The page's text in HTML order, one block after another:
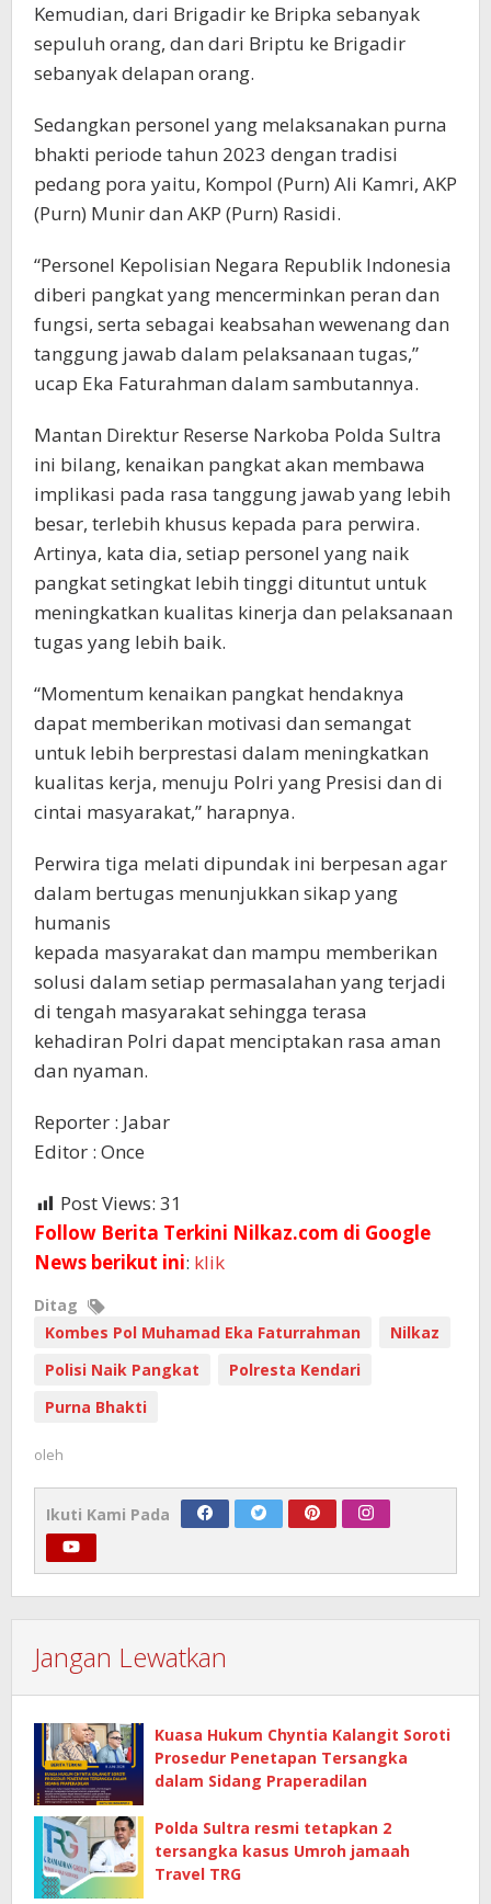
Kemudian, dari Brigadir ke Bripka sebanyak
sepuluh orang, dan dari Briptu ke Brigadir
sebanyak delapan orang.
Sedangkan personel yang melaksanakan purna
bhakti periode tahun 2023 dengan tradisi
pedang pora yaitu, Kompol (Purn) Ali Kamri, AKP
(Purn) Munir dan AKP (Purn) Rasidi.
“Personel Kepolisian Negara Republik Indonesia
diberi pangkat yang mencerminkan peran dan
fungsi, serta sebagai keabsahan wewenang dan
tanggung jawab dalam pelaksanaan tugas,”
ucap Eka Faturahman dalam sambutannya.
Mantan Direktur Reserse Narkoba Polda Sultra
ini bilang, kenaikan pangkat akan membawa
implikasi pada rasa tanggung jawab yang lebih
besar, terlebih khusus kepada para perwira.
Artinya, kata dia, setiap personel yang naik
pangkat setingkat lebih tinggi dituntut untuk
meningkatkan kualitas kinerja dan pelaksanaan
tugas yang lebih baik.
“Momentum kenaikan pangkat hendaknya
dapat memberikan motivasi dan semangat
untuk lebih berprestasi dalam meningkatkan
kualitas kerja, menuju Polri yang Presisi dan di
cintai masyarakat,” harapnya.
Perwira tiga melati dipundak ini berpesan agar
dalam bertugas menunjukkan sikap yang
humanis
kepada masyarakat dan mampu memberikan
solusi dalam setiap permasalahan yang terjadi
di tengah masyarakat sehingga terasa
kehadiran Polri dapat menciptakan rasa aman
dan nyaman.
Reporter : Jabar
Editor : Once
Post Views: 31
Follow Berita Terkini Nilkaz.com di Google
News berikut ini: klik
Ditag
Kombes Pol Muhamad Eka Faturrahman
Nilkaz
Polisi Naik Pangkat
Polresta Kendari
Purna Bhakti
oleh
Ikuti Kami Pada
Jangan Lewatkan
Kuasa Hukum Chyntia Kalangit Soroti
Prosedur Penetapan Tersangka
dalam Sidang Praperadilan
Polda Sultra resmi tetapkan 2
tersangka kasus Umroh jamaah
Travel TRG